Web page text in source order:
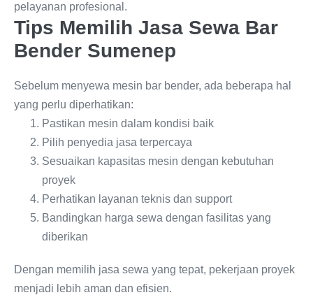
pelayanan profesional.
Tips Memilih Jasa Sewa Bar
Bender Sumenep
Sebelum menyewa mesin bar bender, ada beberapa hal
yang perlu diperhatikan:
Pastikan mesin dalam kondisi baik
Pilih penyedia jasa terpercaya
Sesuaikan kapasitas mesin dengan kebutuhan
proyek
Perhatikan layanan teknis dan support
Bandingkan harga sewa dengan fasilitas yang
diberikan
Dengan memilih jasa sewa yang tepat, pekerjaan proyek
menjadi lebih aman dan efisien.